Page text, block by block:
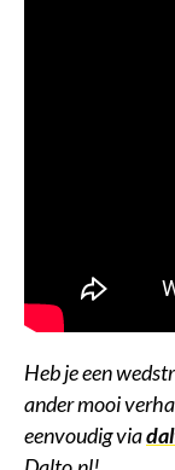
Heb je een
ander mooi
eenvoudig via